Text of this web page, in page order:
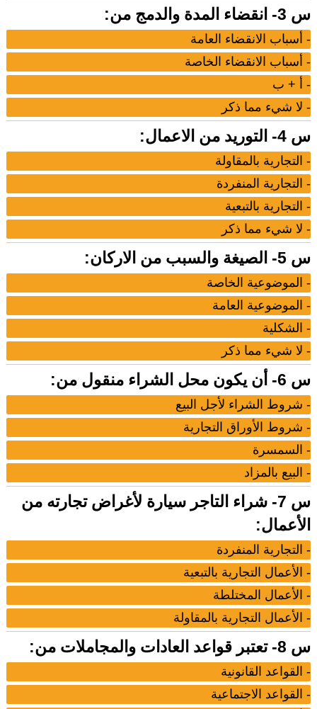
س 3- انقضاء المدة والدمج من:
- أسباب الانقضاء العامة
- أسباب الانقضاء الخاصة
- أ + ب
- لا شيء مما ذكر
س 4- التوريد من الاعمال:
- التجارية بالمقاولة
- التجارية المنفردة
- التجارية بالتبعية
- لا شيء مما ذكر
س 5- الصيغة والسبب من الاركان:
- الموضوعية الخاصة
- الموضوعية العامة
- الشكلية
- لا شيء مما ذكر
س 6- أن يكون محل الشراء منقول من:
- شروط الشراء لأجل البيع
- شروط الأوراق التجارية
- السمسرة
- البيع بالمزاد
س 7- شراء التاجر سيارة لأغراض تجارته من
الأعمال:
- التجارية المنفردة
- الأعمال التجارية بالتبعية
- الأعمال المختلطة
- الأعمال التجارية بالمقاولة
س 8- تعتبر قواعد العادات والمجاملات من:
- القواعد القانونية
- القواعد الاجتماعية